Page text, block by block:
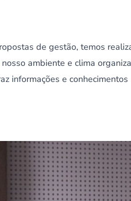
de gestão, temos
ambiente e clima
informações e